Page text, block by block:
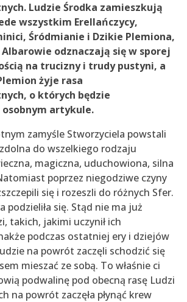
Ludzie Środka zamieszkują
wszystkim Erellańczycy,
Śródmianie i Dzikie Plemiona,
odznaczają się w sporej
na trucizny i trudy pustyni, a
żyje rasa
o których będzie
artykule.
zamyśle Stworzyciela powstali
do wszelkiego rodzaju
magiczna, uduchowiona, silna
poprzez niegodziwe czyny
się i rozeszli do różnych Sfer.
podzieliła się. Stąd nie ma już
takich, jakimi uczynił ich
podczas ostatniej ery i dziejów
na powrót zaczęli schodzić się
mieszać ze sobą. To właśnie ci
podwalinę pod obecną rasę Ludzi
na powrót zaczęła płynąć krew